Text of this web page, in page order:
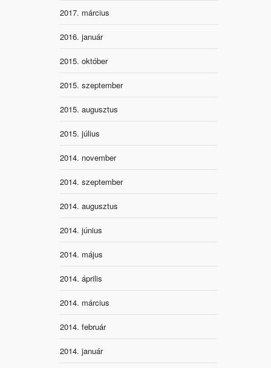
2017. március
2016. január
2015. október
2015. szeptember
2015. augusztus
2015. július
2014. november
2014. szeptember
2014. augusztus
2014. június
2014. május
2014. április
2014. március
2014. február
2014. január